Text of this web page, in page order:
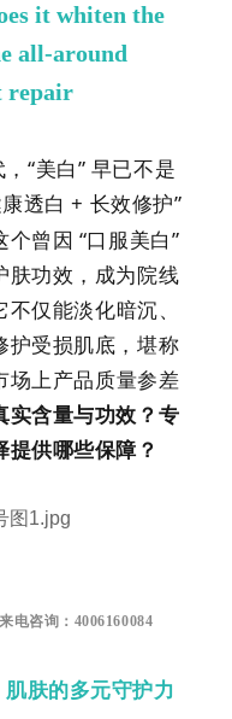
it whiten the
all-around
repair
“美白” 早已不是
康透白+ 长效修护”
曾因 “口服美白”
肤功效，成为院线
仅能淡化暗沉、
护受损肌底，堪称
场上产品质量参差
实含量与功效？专
供哪些保障？
电咨询：4006160084
肌肤的多元守护力